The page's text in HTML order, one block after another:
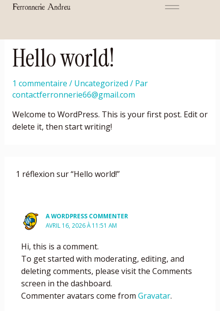
Aller
Hello world!
1 commentaire / Uncategorized / Par
contactferronnerie66@gmail.com
Welcome to WordPress. This is your first post. Edit or
delete it, then start writing!
1 réflexion sur “Hello world!”
A WORDPRESS COMMENTER
AVRIL 16, 2026 À 11:51 AM
Hi, this is a comment.
To get started with moderating, editing, and
deleting comments, please visit the Comments
screen in the dashboard.
Commenter avatars come from Gravatar.